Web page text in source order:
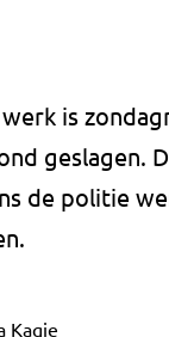
is
geslagen.
de politie
Kagie